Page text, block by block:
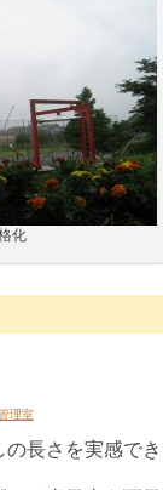
化
理室
の長さを実感で